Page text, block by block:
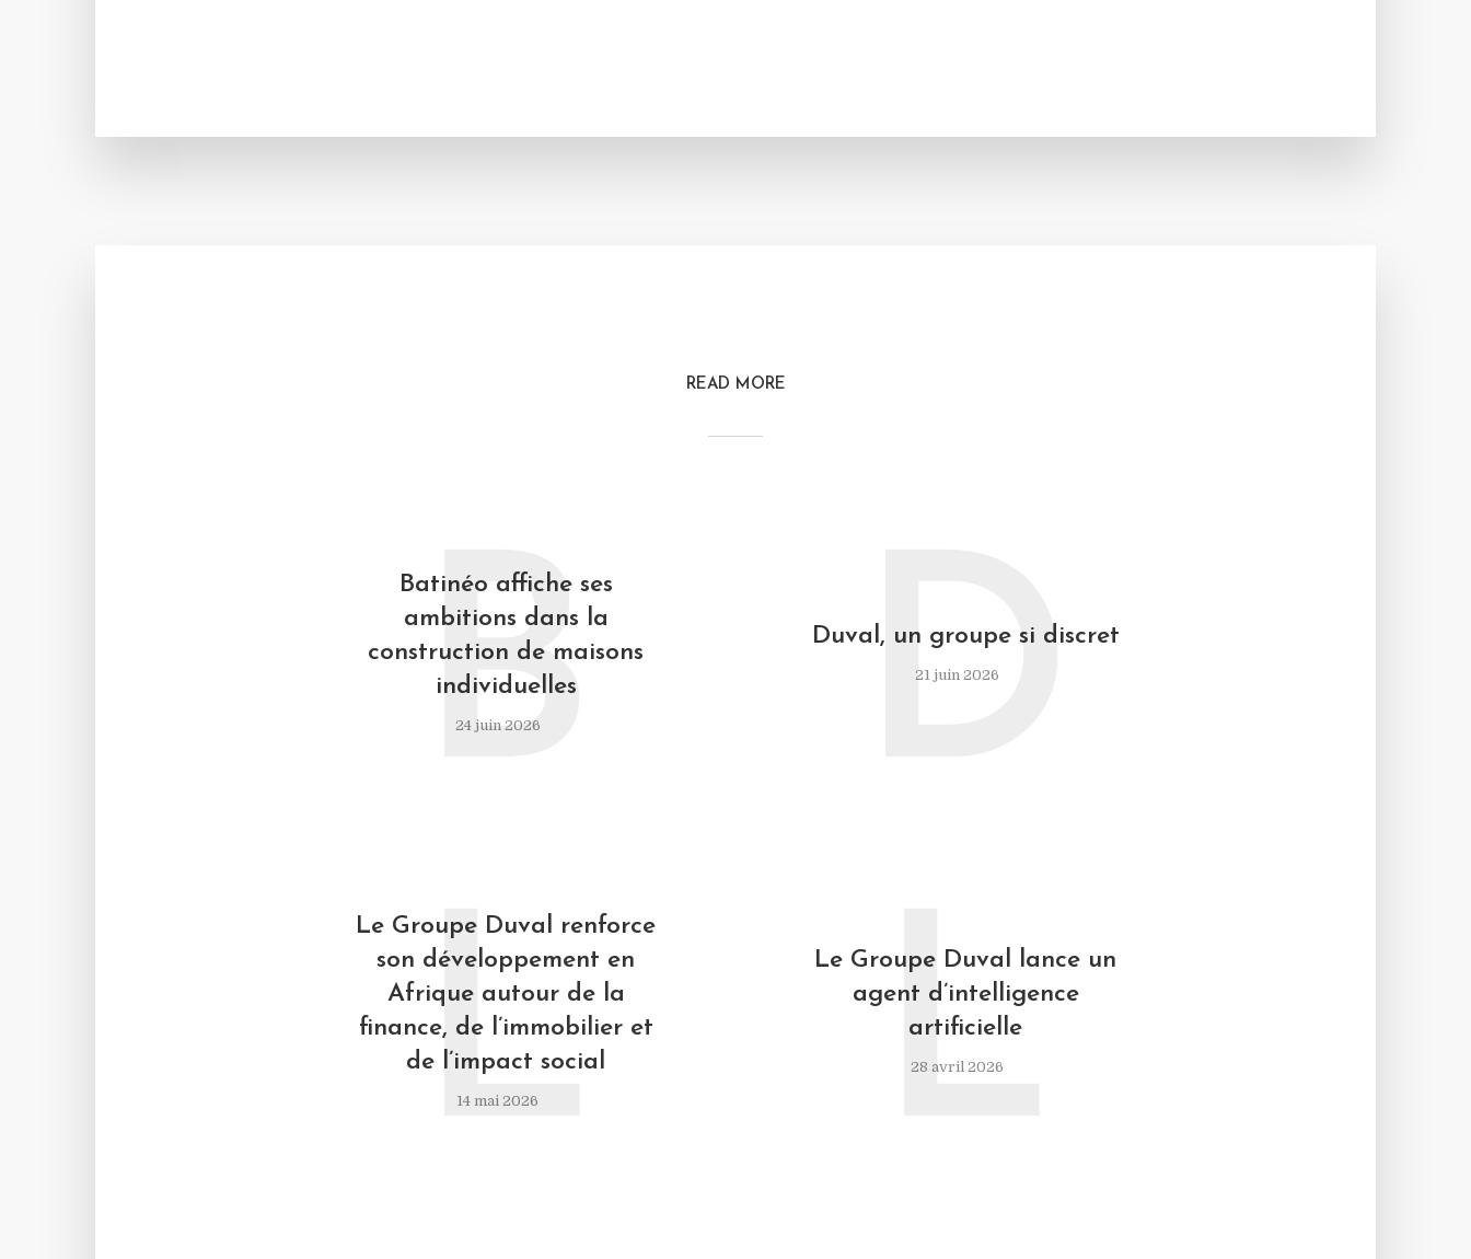
READ MORE
Batinéo affiche ses
ambitions dans la
construction de maisons
individuelles
24 juin 2026
B Duval, un groupe si discret
21 juin 2026
D
Le Groupe Duval renforce
son développement en
Afrique autour de la
finance, de l’immobilier et
de l’impact social
14 mai 2026
L
Le Groupe Duval lance un
agent d’intelligence
artificielle
28 avril 2026
L